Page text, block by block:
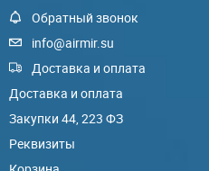
Обратный звонок
info@airmir.su
Доставка и оплата
Доставка и оплата
Закупки 44, 223 ФЗ
Реквизиты